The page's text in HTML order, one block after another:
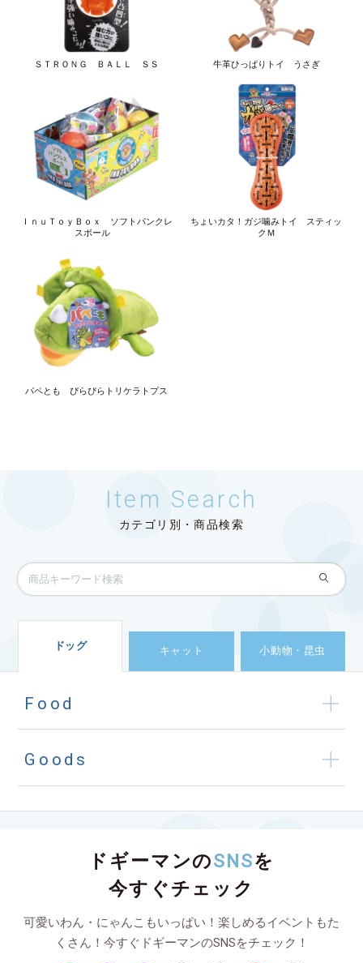
ＳＴＲＯＮＧ ＢＡＬＬ ＳＳ 牛革ひっぱりトイ うさぎ
ＩｎｕＴｏｙＢｏｘ ソフトパンクレ
スボール
ちょいカタ！ガジ噛みトイ スティッ
クＭ
パペとも ぴらぴらトリケラトプス
Item Search
カテゴリ別・商品検索
ドッグ キャット 小動物・昆虫
Food
Goods
ドギーマンのSNSを
今すぐチェック
可愛いわん・にゃんこもいっぱい！楽しめるイベントもた
くさん！今すぐドギーマンのSNSをチェック！